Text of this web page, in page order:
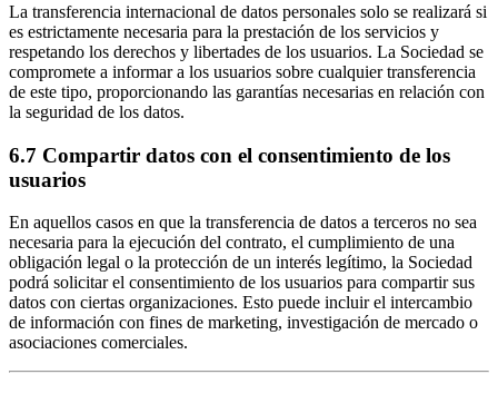
La transferencia internacional de datos personales solo se realizará si
es estrictamente necesaria para la prestación de los servicios y
respetando los derechos y libertades de los usuarios. La Sociedad se
compromete a informar a los usuarios sobre cualquier transferencia
de este tipo, proporcionando las garantías necesarias en relación con
la seguridad de los datos.
6.7 Compartir datos con el consentimiento de los
usuarios
En aquellos casos en que la transferencia de datos a terceros no sea
necesaria para la ejecución del contrato, el cumplimiento de una
obligación legal o la protección de un interés legítimo, la Sociedad
podrá solicitar el consentimiento de los usuarios para compartir sus
datos con ciertas organizaciones. Esto puede incluir el intercambio
de información con fines de marketing, investigación de mercado o
asociaciones comerciales.